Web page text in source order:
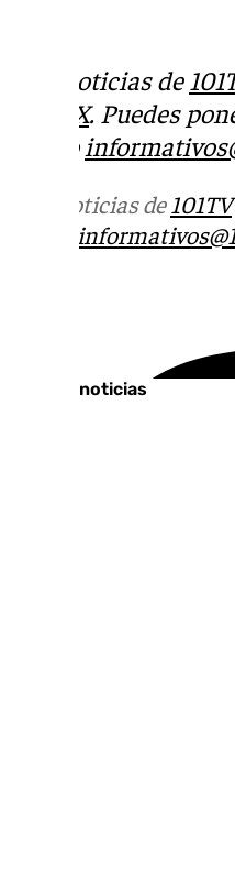
Más noticias de
X. Puedes
correo
Más noticias de101TV
Últimas noticias